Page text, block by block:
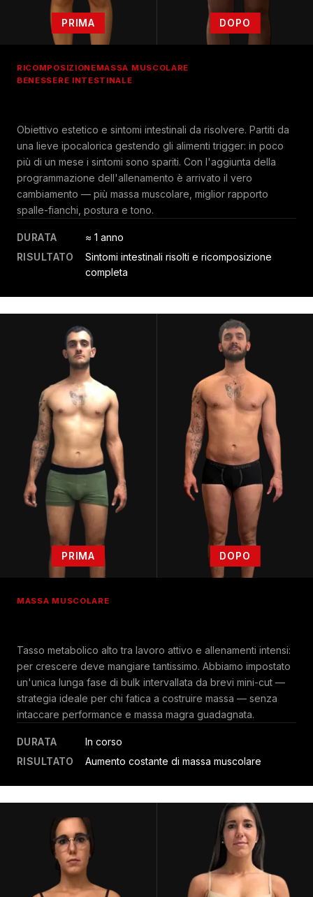
PRIMA DOPO
RICOMPOSIZIONEMASSA MUSCOLARE
BENESSERE INTESTINALE
Obiettivo estetico e sintomi intestinali da risolvere. Partiti da
una lieve ipocalorica gestendo gli alimenti trigger: in poco
più di un mese i sintomi sono spariti. Con l'aggiunta della
programmazione dell'allenamento è arrivato il vero
cambiamento — più massa muscolare, miglior rapporto
spalle-fianchi, postura e tono.
DURATA
≈ 1 anno
RISULTATO
Sintomi intestinali risolti e ricomposizione
completa
PRIMA DOPO
MASSA MUSCOLARE
Tasso metabolico alto tra lavoro attivo e allenamenti intensi:
per crescere deve mangiare tantissimo. Abbiamo impostato
un'unica lunga fase di bulk intervallata da brevi mini-cut —
strategia ideale per chi fatica a costruire massa — senza
intaccare performance e massa magra guadagnata.
DURATA
In corso
RISULTATO
Aumento costante di massa muscolare